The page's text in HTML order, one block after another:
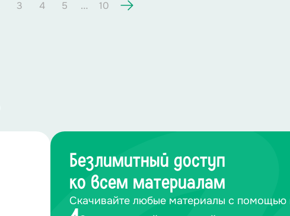
3 4 5 … 10
Безлимитный доступ
ко всем материалам
Скачивайте любые материалы с помощью